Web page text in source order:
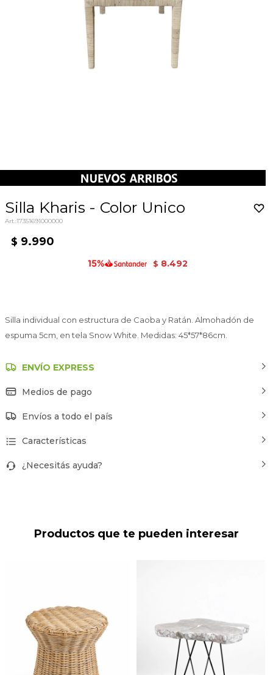
Silla Kharis - Color Unico
17351691000000
$ 9.990
$ 8.492
Silla individual con estructura de Caoba y Ratán. Almohadón de
espuma 5cm, en tela Snow White. Medidas: 45*57*86cm.
ENVÍO EXPRESS
Medios de pago
Envíos a todo el país
Características
¿Necesitás ayuda?
Productos que te pueden interesar